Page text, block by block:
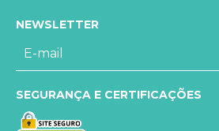
NEWSLETTER
SEGURANÇA E CERTIFICAÇÕES